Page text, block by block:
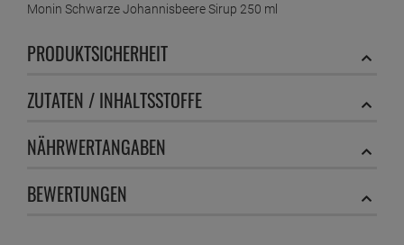
Monin Schwarze Johannisbeere Sirup 250 ml
PRODUKTSICHERHEIT
ZUTATEN / INHALTSSTOFFE
NÄHRWERTANGABEN
BEWERTUNGEN